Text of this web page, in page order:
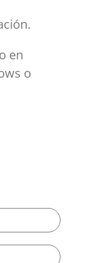
en
o